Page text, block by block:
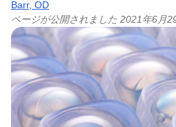
Barr, OD
ページが公開されました 2021年6月